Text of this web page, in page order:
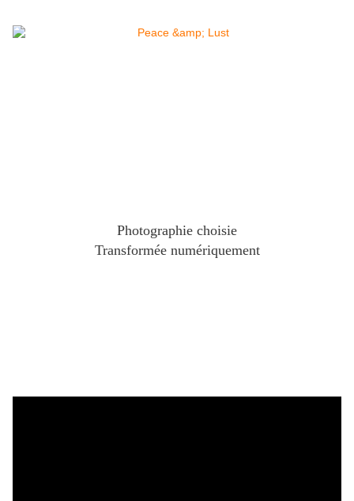
Photographie choisie
Transformée numériquement